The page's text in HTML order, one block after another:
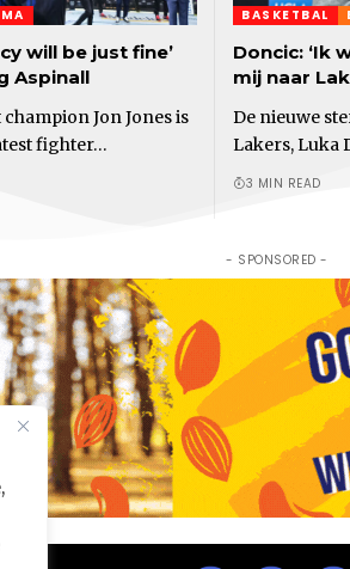
will be just fine’
Aspinall
Jon Jones is
fighter…
BASKETBAL
Doncic: ‘Ik
mij naar
De nieuwe
Lakers, Luka
3 MIN READ
- SPONSORED -